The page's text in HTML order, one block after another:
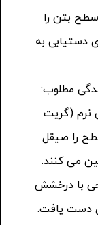
بتن را
دستیابی به
مطلوب:
نرم (گریت
سطح را صیقل
می کنند.
با درخشش